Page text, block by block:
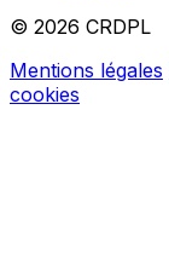
© 2026 CRDPL
Mentions légales
cookies